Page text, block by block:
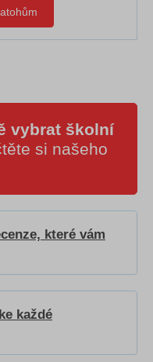
vybrat školní
si našeho
které vám
každé